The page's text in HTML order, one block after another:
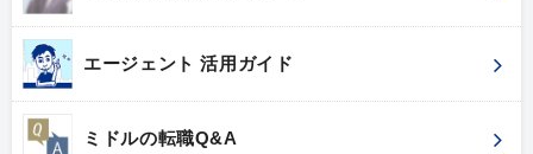
エージェント 活用ガイド
ミドルの転職Q&A